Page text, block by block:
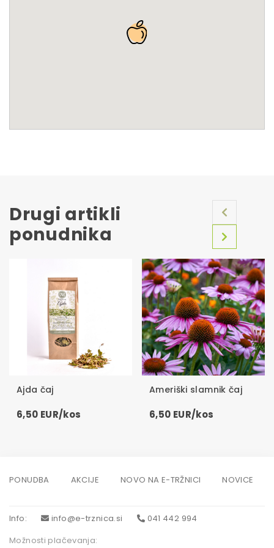
Drugi artikli
ponudnika
Ajda čaj
6,50 EUR/kos
Ameriški slamnik čaj
6,50 EUR/kos
PONUDBA AKCIJE NOVO NA E-TRŽNICI NOVICE
Info: info@e-trznica.si
041 442 994
Možnosti plačevanja: